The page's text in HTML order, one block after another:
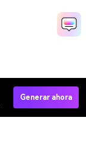
Generar ahora